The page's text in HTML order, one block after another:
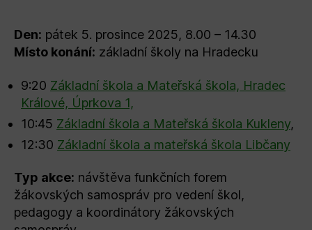
Den: pátek 5. prosince 2025, 8.00 – 14.30
Místo konání: základní školy na Hradecku
9:20 Základní škola a Mateřská škola, Hradec
Králové, Úprkova 1,
10:45 Základní škola a Mateřská škola Kukleny,
12:30 Základní škola a mateřská škola Libčany
Typ akce: návštěva funkčních forem
žákovských samospráv pro vedení škol,
pedagogy a koordinátory žákovských